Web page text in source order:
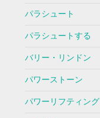
パラシュート
パラシュートする
バリー・リンドン
パワーストーン
パワーリフティング